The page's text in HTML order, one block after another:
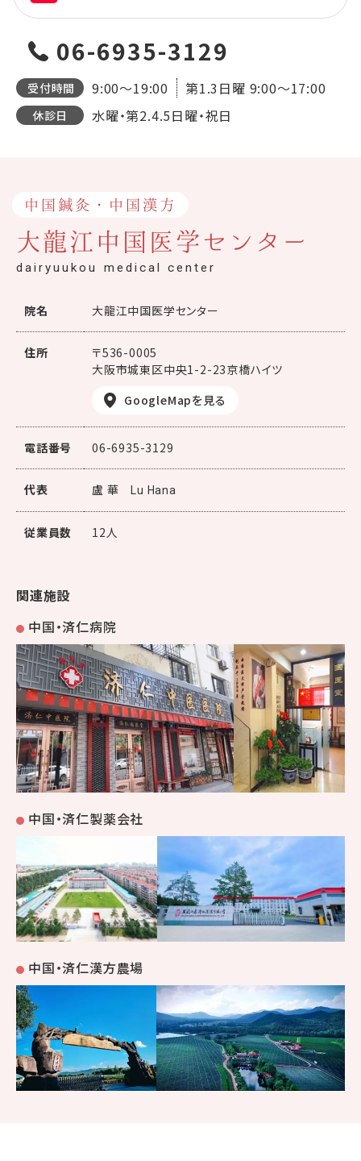
06-6935-3129
受付時間 9:00～19:00 第1.3日曜 9:00～17:00
休診日 水曜・第2.4.5日曜・祝日
中国鍼灸・中国漢方
大龍江中国医学センター
dairyuukou medical center
院名 大龍江中国医学センター
住所
〒536-0005
大阪市城東区中央1-2-23京橋ハイツ
GoogleMapを見る
電話番号 06-6935-3129
代表 盧 華 Lu Hana
従業員数 12人
関連施設
中国・済仁病院
中国・済仁製薬会社
中国・済仁漢方農場